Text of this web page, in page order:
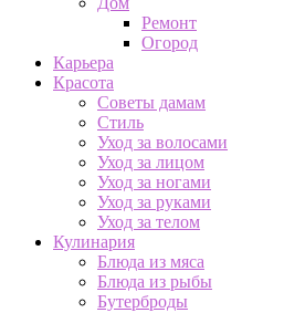
Ремонт
Огород
Карьера
Красота
Советы дамам
Стиль
Уход за волосами
Уход за лицом
Уход за ногами
Уход за руками
Уход за телом
Кулинария
Блюда из мяса
Блюда из рыбы
Бутерброды